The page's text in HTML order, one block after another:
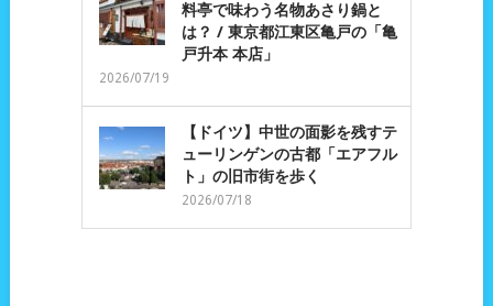
料亭で味わう名物あさり鍋と
は？ / 東京都江東区亀戸の「亀
戸升本 本店」
2026/07/19
【ドイツ】中世の面影を残すテ
ューリンゲンの古都「エアフル
ト」の旧市街を歩く
2026/07/18